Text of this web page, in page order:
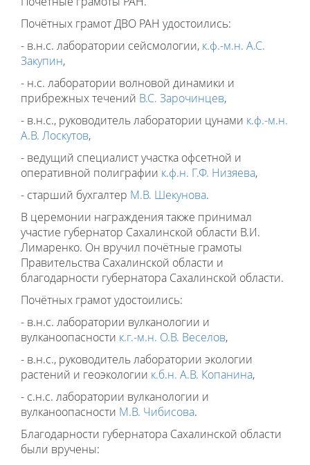
Почётных грамот ДВО РАН удостоились:
- в.н.с. лаборатории сейсмологии, к.ф.-м.н. А.С.
Закупин,
- н.с. лаборатории волновой динамики и
прибрежных течений В.С. Зарочинцев,
- в.н.с., руководитель лаборатории цунами к.ф.-м.н.
А.В. Лоскутов,
- ведущий специалист участка офсетной и
оперативной полиграфии к.ф.н. Г.Ф. Низяева,
- старший бухгалтер М.В. Шекунова.
В церемонии награждения также принимал
участие губернатор Сахалинской области В.И.
Лимаренко. Он вручил почётные грамоты
Правительства Сахалинской области и
благодарности губернатора Сахалинской области.
Почётных грамот удостоились:
- в.н.с. лаборатории вулканологии и
вулканоопасности к.г.-м.н. О.В. Веселов,
- в.н.с., руководитель лаборатории экологии
растений и геоэкологии к.б.н. А.В. Копанина,
- с.н.с. лаборатории вулканологии и
вулканоопасности М.В. Чибисова.
Благодарности губернатора Сахалинской области
были вручены: